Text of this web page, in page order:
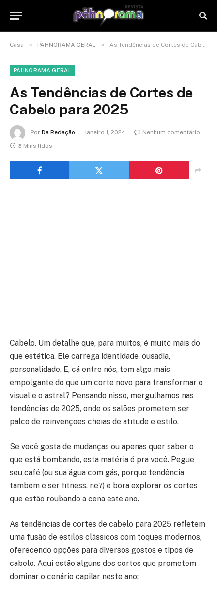
Casa » PÀHNORAMA GERAL » As Tendências de Cortes de Cabelo para 2025
PÀHNORAMA GERAL
As Tendências de Cortes de
Cabelo para 2025
Por Da Redação janeiro 1, 2024
Nenhum comentário
3 Mins lidos
Cabelo. Um detalhe que, para muitos, é muito mais do
que estética. Ele carrega identidade, ousadia,
personalidade. E, cá entre nós, tem algo mais
empolgante do que um corte novo para transformar o
visual e o astral? Pensando nisso, mergulhamos nas
tendências de 2025, onde os salões prometem ser
palco de reinvenções cheias de atitude e estilo.
Se você gosta de mudanças ou apenas quer saber o
que está bombando, esta matéria é pra você. Pegue
seu café (ou sua água com gás, porque tendência
também é ser fitness, né?) e bora explorar os cortes
que estão roubando a cena este ano.
As tendências de cortes de cabelo para 2025 refletem
uma fusão de estilos clássicos com toques modernos,
oferecendo opções para diversos gostos e tipos de
cabelo. Aqui estão alguns dos cortes que prometem
dominar o cenário capilar neste ano: